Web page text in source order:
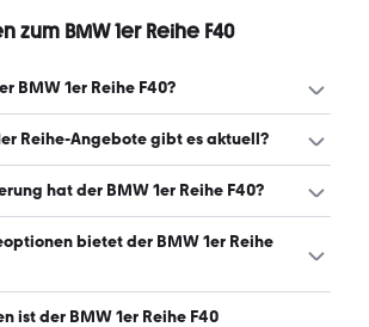
zum BMW 1er Reihe F40
BMW 1er Reihe F40?
einen BMW 1er Reihe F40 liegt zwischen
Reihe-Angebote gibt es aktuell?
128 BMW 1er Reihe bei mobile.de,
hat der BMW 1er Reihe F40?
F40 hat Leistungen zwischen 109 und
bietet der BMW 1er Reihe
F40 ist mit automatischem und
ist der BMW 1er Reihe F40